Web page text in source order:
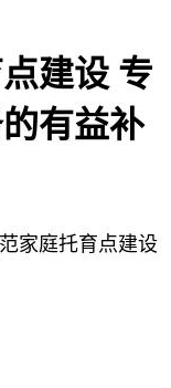
建设 专
有益补
家庭托育点建设